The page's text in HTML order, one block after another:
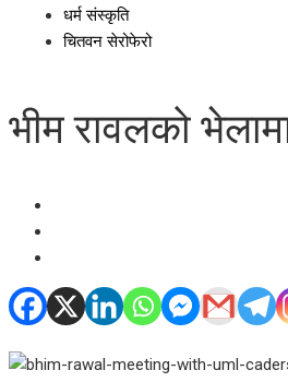
धर्म संस्कृति
चितवन सेरोफेरो
भीम रावलको